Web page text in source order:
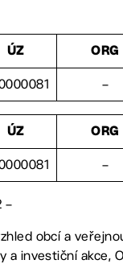
ÚZ ORG
–
ÚZ ORG
–
–
obcí a
a investiční akce,